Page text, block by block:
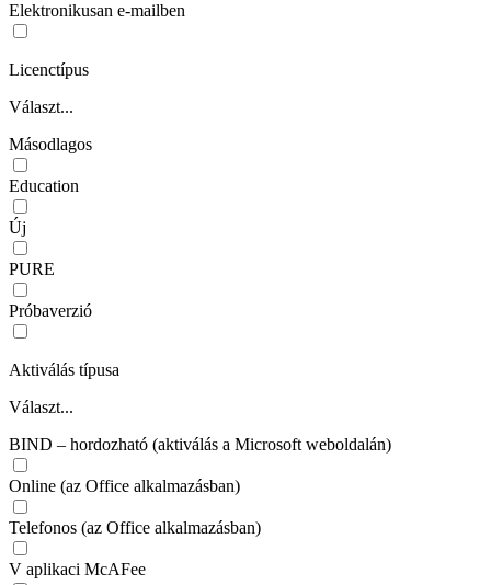
Elektronikusan e-mailben
Licenctípus
Választ...
Másodlagos
Education
Új
PURE
Próbaverzió
Aktiválás típusa
Választ...
BIND – hordozható (aktiválás a Microsoft weboldalán)
Online (az Office alkalmazásban)
Telefonos (az Office alkalmazásban)
V aplikaci McAFee